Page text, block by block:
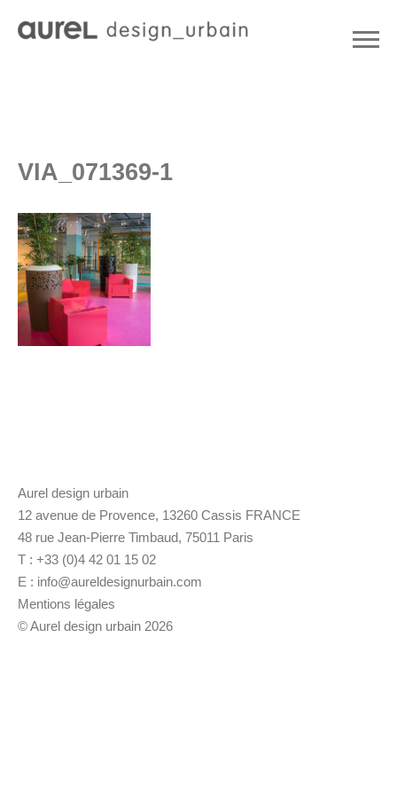
VIA_071369-1
Aurel design urbain
12 avenue de Provence, 13260 Cassis FRANCE
48 rue Jean-Pierre Timbaud, 75011 Paris
T : +33 (0)4 42 01 15 02
E : info@aureldesignurbain.com
Mentions légales
© Aurel design urbain 2026